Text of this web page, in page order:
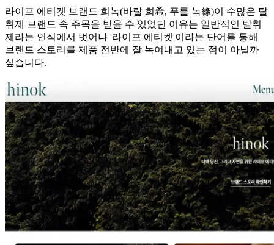
라이프 에티켓 브랜드 희녹(바랄 희希, 푸를 녹綠)이 수많은 탈
취제 브랜드 속 주목을 받을 수 있었던 이유는 일반적인 탈취
제라는 인식에서 벗어나 '라이프 에티켓'이라는 단어를 통해
브랜드 스토리를 제품 전반에 잘 녹여내고 있는 점이 아닐까
싶습니다.